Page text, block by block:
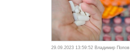
29.09.2023 13:59:52 Владимир Попов